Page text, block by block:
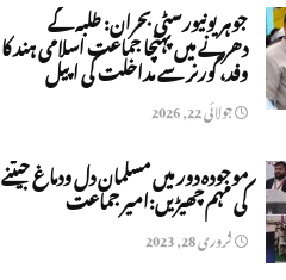
جوہر یونیورسٹی بحران: طلبہ کے
دھرنے میں پہنچا جماعت اسلامی ہند کا
وفد، گورنر سے مداخلت کی اپیل
جولائی 22, 2026
موجودہ دور میں مسلمان دل ودماغ جیتنے
کی مہم چھیڑیں:امیر جماعت
فروری 28, 2023